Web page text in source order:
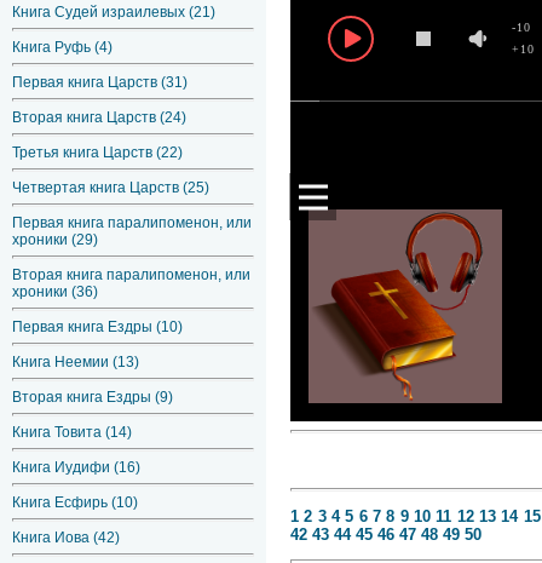
Книга Судей израилевых (21)
Книга Руфь (4)
Первая книга Царств (31)
Вторая книга Царств (24)
Третья книга Царств (22)
Четвертая книга Царств (25)
Первая книга паралипоменон, или
хроники (29)
Вторая книга паралипоменон, или
хроники (36)
Первая книга Ездры (10)
Книга Неемии (13)
Вторая книга Ездры (9)
Книга Товита (14)
Книга Иудифи (16)
Книга Есфирь (10)
Книга Иова (42)
+10
-10
1 2 3 4 5 6 7 8 9 10 11 12 13 14 15
42 43 44 45 46 47 48 49 50